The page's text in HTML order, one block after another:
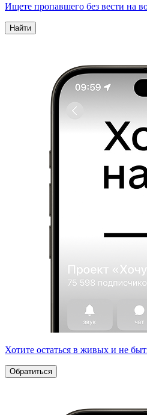
Ищете пропавшего без вести на
Найти
Хотите остаться в живых и не
Обратиться